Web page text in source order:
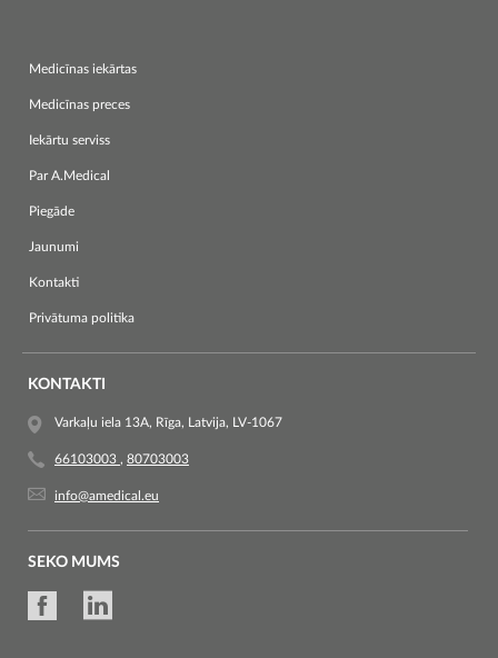
Medicīnas iekārtas
Medicīnas preces
Iekārtu serviss
Par A.Medical
Piegāde
Jaunumi
Kontakti
Privātuma politika
KONTAKTI
Varkaļu iela 13A, Rīga, Latvija, LV-1067
66103003 , 80703003
info@amedical.eu
SEKO MUMS